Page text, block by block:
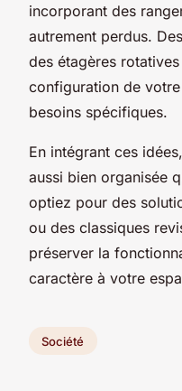
incorporant des
autrement perdus.
des étagères
configuration de
besoins spécifiques.
En intégrant ces
aussi bien organisée
optiez pour des
ou des classiques
préserver la
caractère à votre
Société